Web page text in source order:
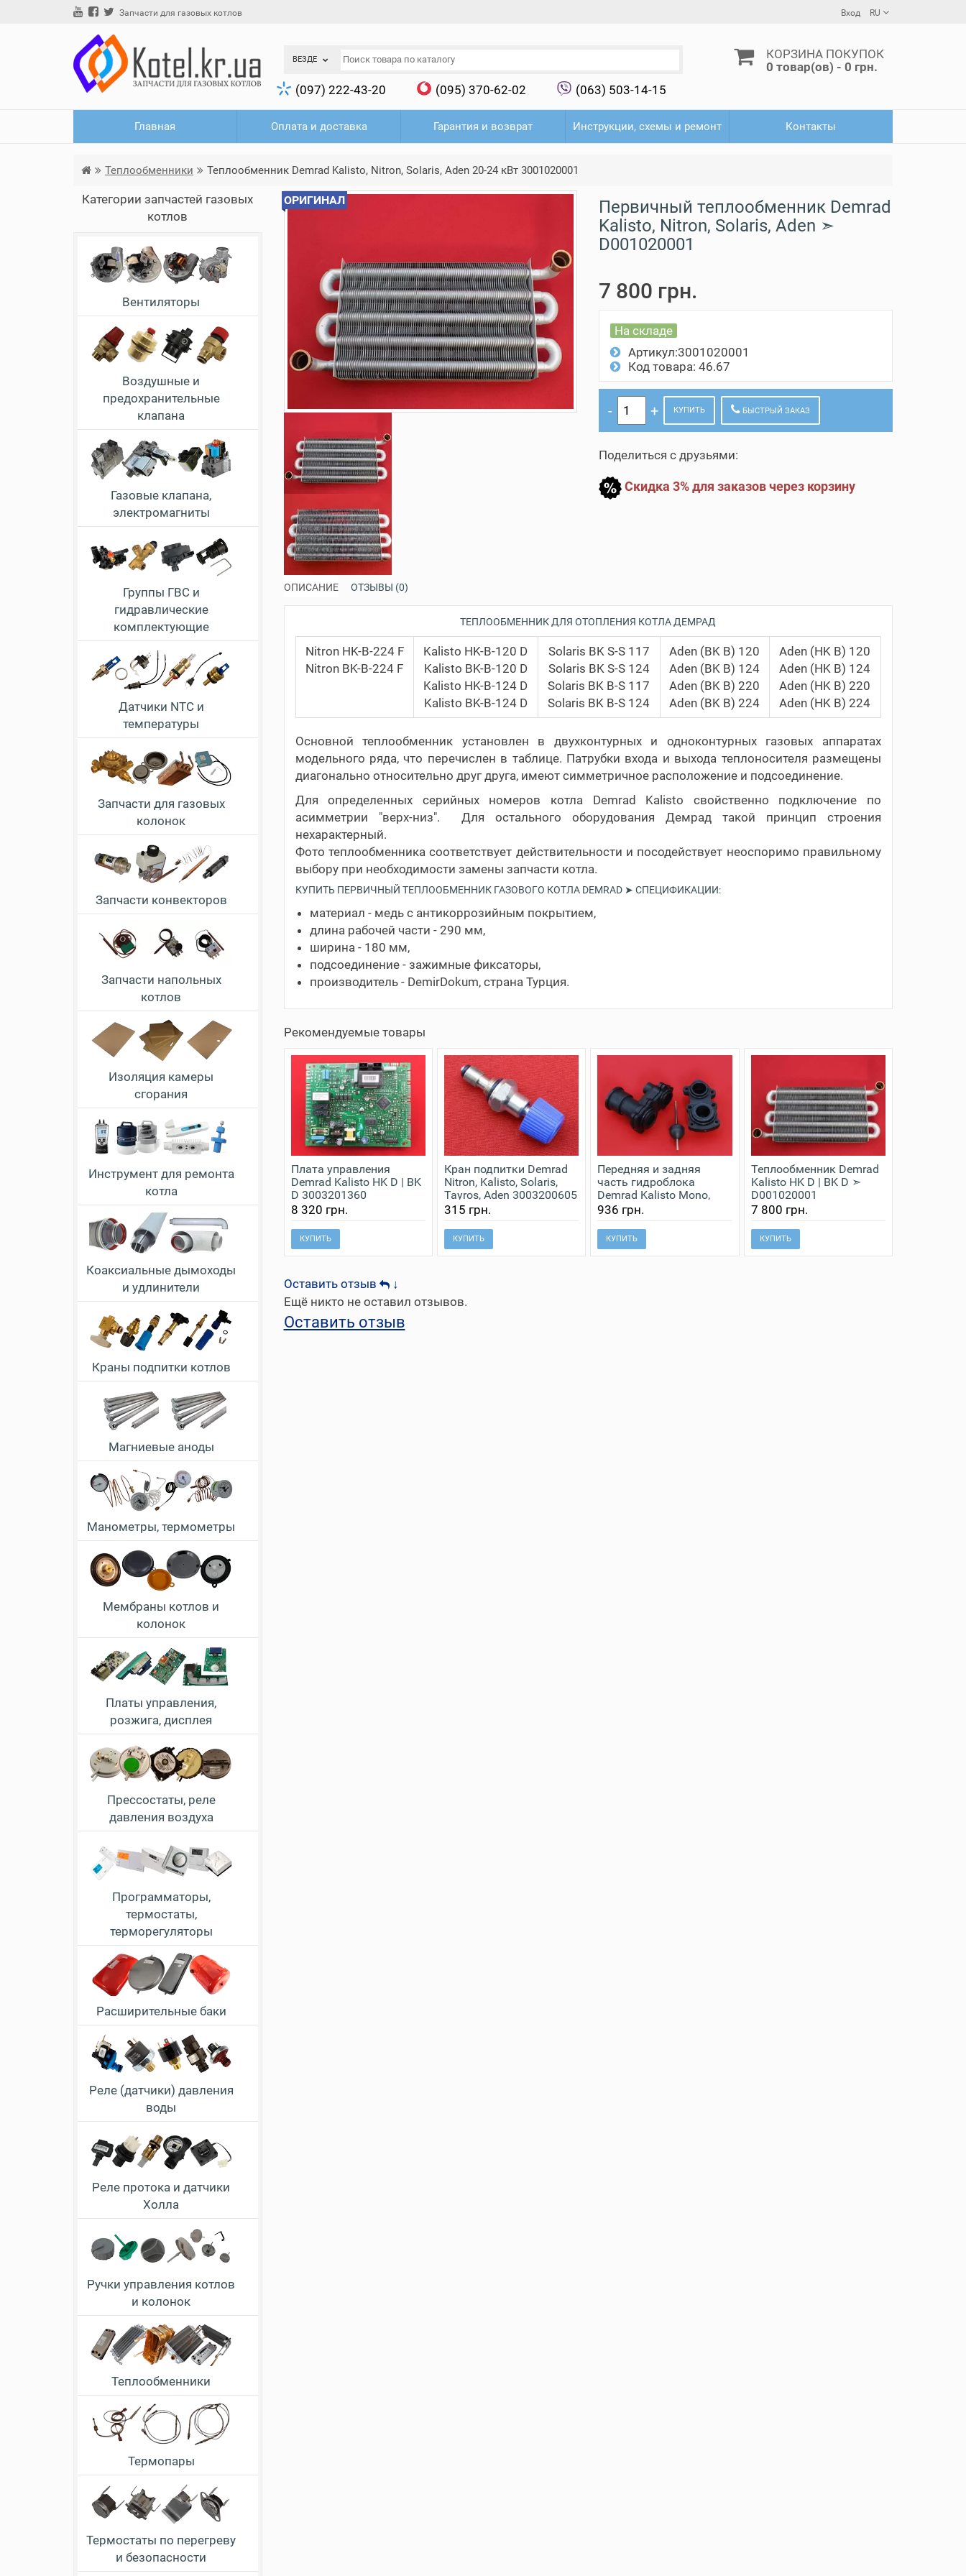
Запчасти для газовых котлов Вход RU
ВЕЗДЕ
(097) 222-43-20 (095) 370-62-02 (063) 503-14-15
КОРЗИНА ПОКУПОК
0 товар(ов) - 0 грн.
Главная Оплата и доставка Гарантия и возврат Инструкции, схемы и ремонт Контакты
Теплообменники Теплообменник Demrad Kalisto, Nitron, Solaris, Aden 20-24 кВт 3001020001
Категории запчастей газовых
котлов
Вентиляторы
Воздушные и
предохранительные
клапана
Газовые клапана,
электромагниты
Группы ГВС и
гидравлические
комплектующие
Датчики NTC и
температуры
Запчасти для газовых
колонок
Запчасти конвекторов
Запчасти напольных
котлов
Изоляция камеры
сгорания
Инструмент для ремонта
котла
Коаксиальные дымоходы
и удлинители
Краны подпитки котлов
Магниевые аноды
Манометры, термометры
Мембраны котлов и
колонок
Платы управления,
розжига, дисплея
Прессостаты, реле
давления воздуха
Программаторы,
термостаты,
терморегуляторы
Расширительные баки
Реле (датчики) давления
воды
Реле протока и датчики
Холла
Ручки управления котлов
и колонок
Теплообменники
Термопары
Термостаты по перегреву
и безопасности
ОРИГИНАЛ
Первичный теплообменник Demrad
Kalisto, Nitron, Solaris, Aden ➣
D001020001
7 800 грн.
На складе
Артикул:3001020001
Код товара: 46.67
КУПИТЬ БЫСТРЫЙ ЗАКАЗ
Поделиться с друзьями:
Скидка 3% для заказов через корзину
ОПИСАНИЕ ОТЗЫВЫ (0)
ТЕПЛООБМЕННИК ДЛЯ ОТОПЛЕНИЯ КОТЛА ДЕМРАД
Nitron HK-B-224 F
Nitron BK-B-224 F
Kalisto HK-B-120 D
Kalisto BK-B-120 D
Kalisto HK-B-124 D
Kalisto BK-B-124 D
Solaris BK S-S 117
Solaris BK S-S 124
Solaris BK B-S 117
Solaris BK B-S 124
Aden (BK B) 120
Aden (BK B) 124
Aden (BK B) 220
Aden (BK B) 224
Aden (HK B) 120
Aden (HK B) 124
Aden (HK B) 220
Aden (HK B) 224
Основной теплообменник установлен в двухконтурных и одноконтурных газовых аппаратах
модельного ряда, что перечислен в таблице. Патрубки входа и выхода теплоносителя размещены
диагонально относительно друг друга, имеют симметричное расположение и подсоединение.
Для определенных серийных номеров котла Demrad Kalisto свойственно подключение по
асимметрии "верх-низ". Для остального оборудования Демрад такой принцип строения
нехарактерный.
Фото теплообменника соответствует действительности и посодействует неоспоримо правильному
выбору при необходимости замены запчасти котла.
КУПИТЬ ПЕРВИЧНЫЙ ТЕПЛООБМЕННИК ГАЗОВОГО КОТЛА DEMRAD ➤ СПЕЦИФИКАЦИИ:
материал - медь с антикоррозийным покрытием,
длина рабочей части - 290 мм,
ширина - 180 мм,
подсоединение - зажимные фиксаторы,
производитель - DemirDokum, страна Турция.
Рекомендуемые товары
Плата управления
Demrad Kalisto HK D | BK
D 3003201360
8 320 грн.
КУПИТЬ
Кран подпитки Demrad
Nitron, Kalisto, Solaris,
Tayros, Aden 3003200605
315 грн.
КУПИТЬ
Передняя и задняя
часть гидроблока
Demrad Kalisto Mono,
Nitron 3003201629
936 грн.
КУПИТЬ
Теплообменник Demrad
Kalisto HK D | BK D ➣
D001020001
7 800 грн.
КУПИТЬ
Оставить отзыв
↓
Ещё никто не оставил отзывов.
Оставить отзыв